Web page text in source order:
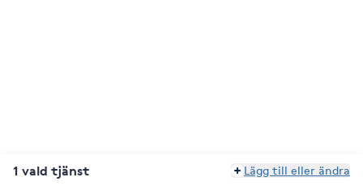
1 vald tjänst Lägg till eller ändra